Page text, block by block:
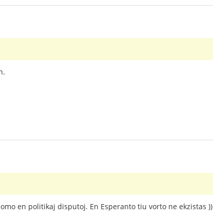
en politikaj disputoj. En Esperanto tiu vorto ne ekzistas ))